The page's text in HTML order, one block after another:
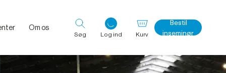
Om os
Søg Log ind Kurv
Bestil
inseminør